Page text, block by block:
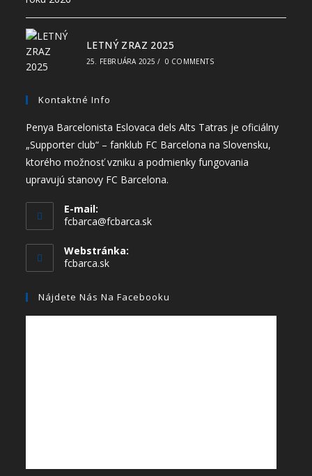
LETNÝ ZRAZ 2025
25. FEBRUÁRA 2025 / 0 COMMENTS
Kontaktné Info
Penya Barcelonista Eslovaca dels Alts Tatras je oficiálny
„Supporter club“ – fanklub FC Barcelona na Slovensku,
ktorého možnosť vzniku a podmienky fungovania
upravujú stanovy FC Barcelona.
E-mail:
fcbarca@fcbarca.sk
Webstránka:
fcbarca.sk
Nájdete Nás Na Facebooku